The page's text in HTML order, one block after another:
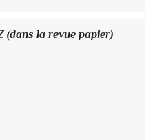
(dans la revue papier)